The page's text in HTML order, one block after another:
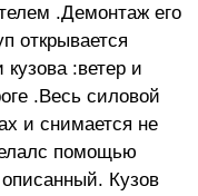
.Демонтаж его
открывается
:ветер и
.Весь силовой
и снимается не
помощью
Кузов